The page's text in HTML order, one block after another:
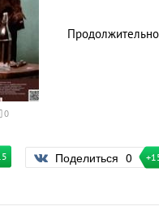
0
Поделиться 0